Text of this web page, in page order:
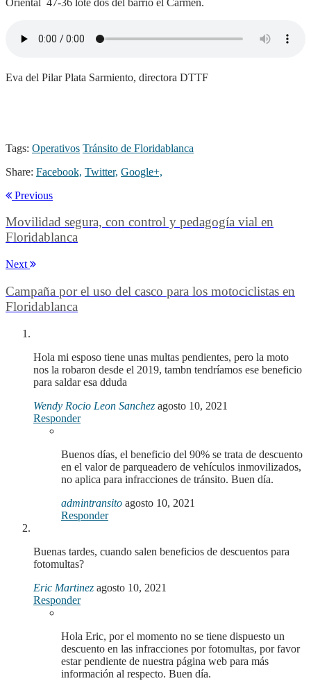
Eva del Pilar Plata Sarmiento, directora DTTF
Tags: Operativos Tránsito de Floridablanca
Share: Facebook, Twitter, Google+,
Previous
Movilidad segura, con control y pedagogía vial en
Floridablanca
Next
Campaña por el uso del casco para los motociclistas en
Floridablanca
Hola mi esposo tiene unas multas pendientes, pero la moto
nos la robaron desde el 2019, tambn tendríamos ese beneficio
para saldar esa dduda
Wendy Rocio Leon Sanchez agosto 10, 2021
Responder
Buenos días, el beneficio del 90% se trata de descuento
en el valor de parqueadero de vehículos inmovilizados,
no aplica para infracciones de tránsito. Buen día.
admintransito agosto 10, 2021
Responder
Buenas tardes, cuando salen beneficios de descuentos para
fotomultas?
Eric Martinez agosto 10, 2021
Responder
Hola Eric, por el momento no se tiene dispuesto un
descuento en las infracciones por fotomultas, por favor
estar pendiente de nuestra página web para más
información al respecto. Buen día.